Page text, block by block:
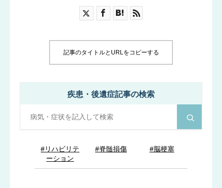
記事のタイトルとURLをコピーする
疾患・後遺症記事の検索
#リハビリテ
ーション
#脊髄損傷 #脳梗塞